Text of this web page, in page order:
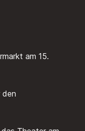
am 15.
den